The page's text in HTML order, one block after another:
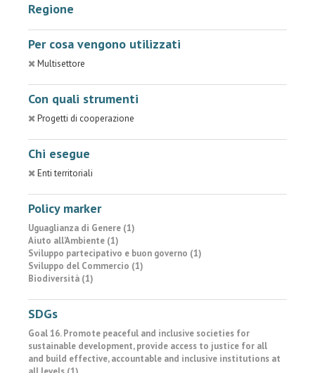
Regione
Per cosa vengono utilizzati
Multisettore
Con quali strumenti
Progetti di cooperazione
Chi esegue
Enti territoriali
Policy marker
Uguaglianza di Genere (1)
Aiuto all’Ambiente (1)
Sviluppo partecipativo e buon governo (1)
Sviluppo del Commercio (1)
Biodiversità (1)
SDGs
Goal 16. Promote peaceful and inclusive societies for
sustainable development, provide access to justice for all
and build effective, accountable and inclusive institutions at